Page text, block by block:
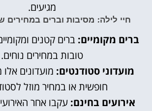
מגיעים.
חיי לילה: מסיבות וברים במחירים
ברים מקומיים: ברים קטנים
טובות במחירים נוחים.
מועדוני סטודנטים: מועדונים
חופשית או במחיר מוזל
אירועים בחינם: עקבו אחר